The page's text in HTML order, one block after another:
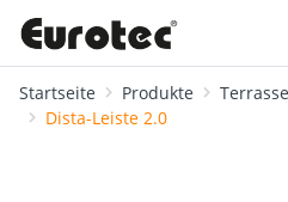
Startseite Produkte
Dista-Leiste 2.0